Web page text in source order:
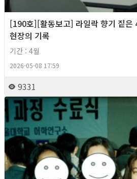
[190호][활동보고] 라일락 향기 짙은
현장의 기록
기간 : 4월
2026-05-08 17:59
9331